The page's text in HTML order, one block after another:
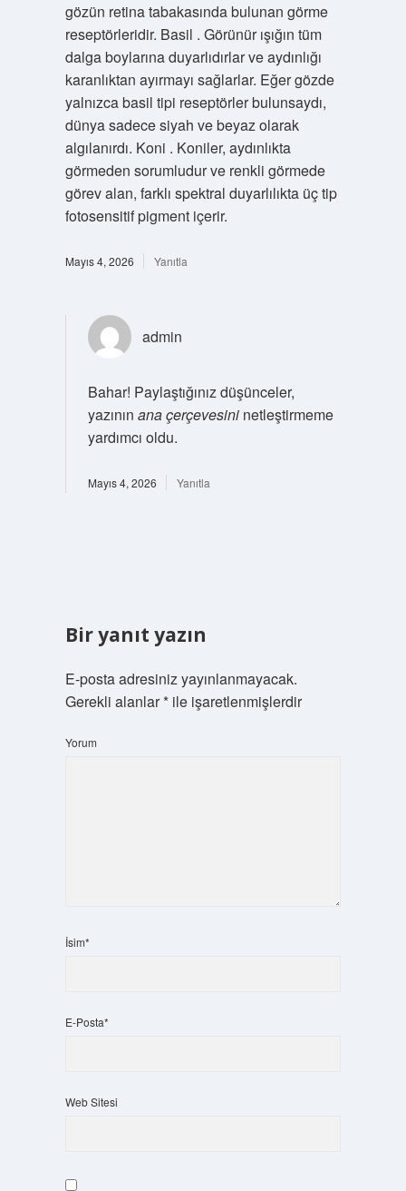
gözün retina tabakasında bulunan görme
reseptörleridir. Basil . Görünür ışığın tüm
dalga boylarına duyarlıdırlar ve aydınlığı
karanlıktan ayırmayı sağlarlar. Eğer gözde
yalnızca basil tipi reseptörler bulunsaydı,
dünya sadece siyah ve beyaz olarak
algılanırdı. Koni . Koniler, aydınlıkta
görmeden sorumludur ve renkli görmede
görev alan, farklı spektral duyarlılıkta üç tip
fotosensitif pigment içerir.
Mayıs 4, 2026 Yanıtla
admin
Bahar! Paylaştığınız düşünceler,
yazının ana çerçevesininetleştirmeme
yardımcı oldu.
Mayıs 4, 2026 Yanıtla
Bir yanıt yazın
E-posta adresiniz yayınlanmayacak.
Gerekli alanlar*ile işaretlenmişlerdir
Yorum
İsim*
E-Posta*
Web Sitesi